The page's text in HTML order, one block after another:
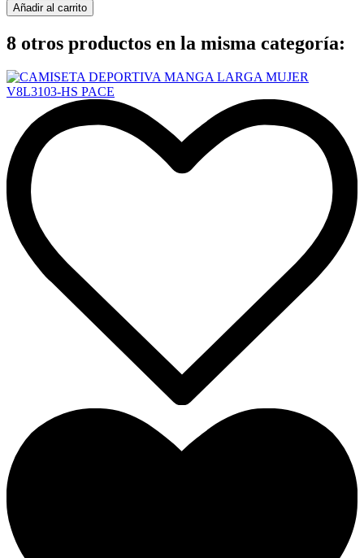
Añadir al carrito
8 otros productos en la misma categoría: